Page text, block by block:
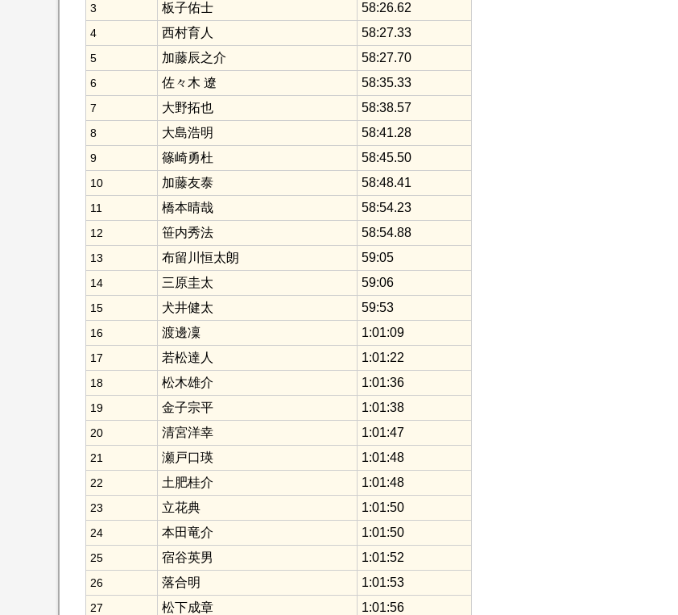
3 板子佑士 58:26.62
4 西村育人 58:27.33
5 加藤辰之介 58:27.70
6 佐々木 遼 58:35.33
7 大野拓也 58:38.57
8 大島浩明 58:41.28
9 篠崎勇杜 58:45.50
10 加藤友泰 58:48.41
11 橋本晴哉 58:54.23
12 笹内秀法 58:54.88
13 布留川恒太朗 59:05
14 三原圭太 59:06
15 犬井健太 59:53
16 渡邊凜 1:01:09
17 若松達人 1:01:22
18 松木雄介 1:01:36
19 金子宗平 1:01:38
20 清宮洋幸 1:01:47
21 瀬戸口瑛 1:01:48
22 土肥桂介 1:01:48
23 立花典 1:01:50
24 本田竜介 1:01:50
25 宿谷英男 1:01:52
26 落合明 1:01:53
27 松下成章 1:01:56